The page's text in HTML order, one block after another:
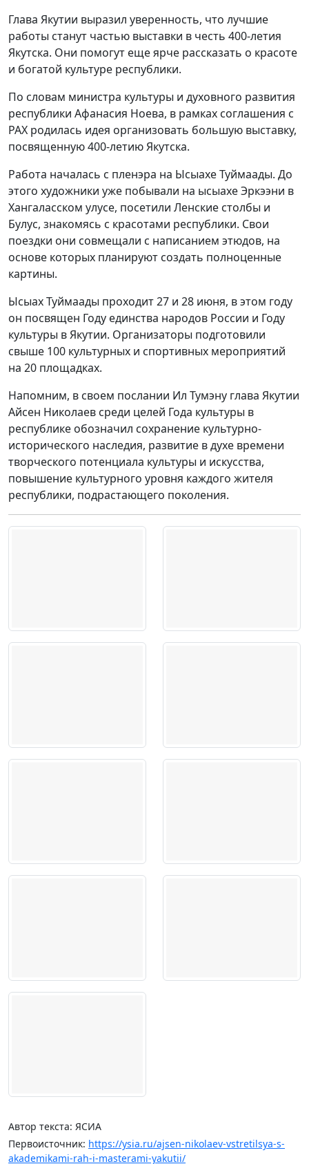
Глава Якутии выразил уверенность, что лучшие
работы станут частью выставки в честь 400-летия
Якутска. Они помогут еще ярче рассказать о красоте
и богатой культуре республики.
По словам министра культуры и духовного развития
республики Афанасия Ноева, в рамках соглашения с
РАХ родилась идея организовать большую выставку,
посвященную 400-летию Якутска.
Работа началась с пленэра на Ысыахе Туймаады. До
этого художники уже побывали на ысыахе Эркээни в
Хангаласском улусе, посетили Ленские столбы и
Булус, знакомясь с красотами республики. Свои
поездки они совмещали с написанием этюдов, на
основе которых планируют создать полноценные
картины.
Ысыах Туймаады проходит 27 и 28 июня, в этом году
он посвящен Году единства народов России и Году
культуры в Якутии. Организаторы подготовили
свыше 100 культурных и спортивных мероприятий
на 20 площадках.
Напомним, в своем послании Ил Тумэну глава Якутии
Айсен Николаев среди целей Года культуры в
республике обозначил сохранение культурно-
исторического наследия, развитие в духе времени
творческого потенциала культуры и искусства,
повышение культурного уровня каждого жителя
республики, подрастающего поколения.
Автор текста: ЯСИА
Первоисточник: https://ysia.ru/ajsen-nikolaev-vstretilsya-s-
akademikami-rah-i-masterami-yakutii/